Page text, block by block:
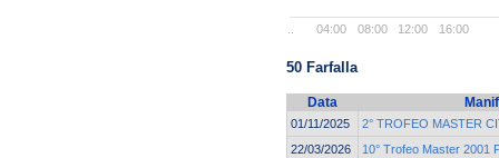
04:00 08:00 12:00 16:00
50 Farfalla
Data
01/11/2025
2° TROFEO MASTER
22/03/2026
10° Trofeo Master 2001